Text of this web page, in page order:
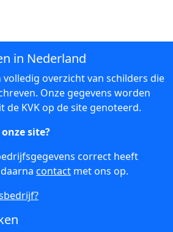
in Nederland
volledig overzicht van schilders die
Onze gegevens worden
de KVK op de site genoteerd.
site?
correct heeft
contact met ons op.